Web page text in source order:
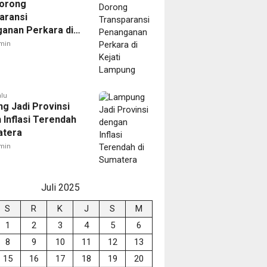
Perkara di
Jadi Provinsi
Inflasi Terendah
Juli 2025
S R K J S
M
1
2 3 4 5
6
8 9 10 11 12
13
15 16 17 18 19
20